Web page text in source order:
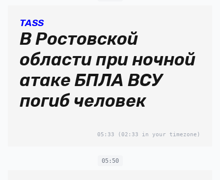
TASS
В Ростовской
области при ночной
атаке БПЛА ВСУ
погиб человек
05:33 (02:33 in your timezone)
05:50